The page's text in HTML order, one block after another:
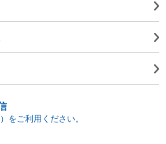
をご利用ください。